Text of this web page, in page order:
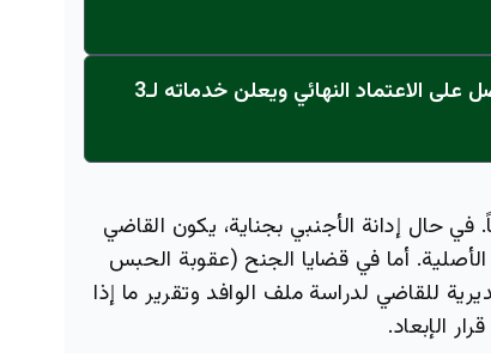
عاجل: القناة تنطلق... مركز أورام الجامعة يحصل على الاعتماد النهائي ويعلن خدماته لـ3
في حال إدانة الأجنبي بجناية، يكون القاضي
الأصلية. أما في قضايا الجنح (عقوبة الحبس
للقاضي لدراسة ملف الوافد وتقرير ما إذا
الإبعاد.